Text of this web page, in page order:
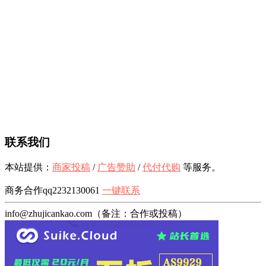
联系我们
本站提供： 商家投稿 / 广告赞助 /代付代购 等服务。
商务合作qq2232130061 一键联系
info@zhujicankao.com（备注：合作或投稿）